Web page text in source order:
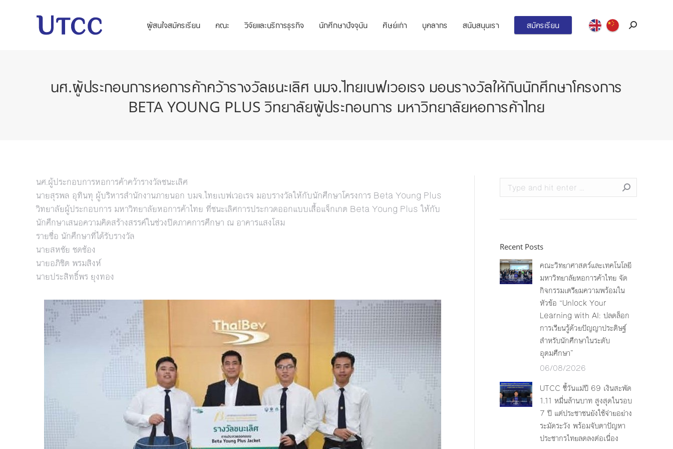
ผู้สนใจสมัครเรียน คณะ วิจัยและบริการธุรกิจ นักศึกษาปัจจุบัน ศิษย์เก่า บุคลากร สนับสนุนเรา สมัครเรียน Search:
นศ.ผู้ประกอบการหอการค้าคว้ารางวัลชนะเลิศ บมจ.ไทยเบฟเวอเรจ มอบรางวัลให้กับนักศึกษาโครงการ
BETA YOUNG PLUS วิทยาลัยผู้ประกอบการ มหาวิทยาลัยหอการค้าไทย
นศ.ผู้ประกอบการหอการค้าคว้ารางวัลชนะเลิศ
นายสุรพล อุทินทุ ผู้บริหารสำนักงานภายนอก บมจ.ไทยเบฟเวอเรจ มอบรางวัลให้กับนักศึกษาโครงการ Beta Young Plus
วิทยาลัยผู้ประกอบการ มหาวิทยาลัยหอการค้าไทย ที่ชนะเลิศการประกวดออกแบบเสื้อแจ็กเกต Beta Young Plus ให้กับ
นักศึกษาเสนอความคิดสร้างสรรค์ในช่วงปิดภาคการศึกษา ณ อาคารแสงโสม
รายชื่อ นักศึกษาที่ได้รับรางวัล
นายสหชัย ชดช้อง
นายอภิชิต พรมสิงห์
นายประสิทธิ์พร ยุงทอง
Search:
Recent Posts
คณะวิทยาศาสตร์และเทคโนโลยี
มหาวิทยาลัยหอการค้าไทย จัด
กิจกรรมเตรียมความพร้อมใน
หัวข้อ “Unlock Your
Learning with AI: ปลดล็อก
การเรียนรู้ด้วยปัญญาประดิษฐ์
สำหรับนักศึกษาในระดับ
อุดมศึกษา”
06/08/2026
UTCC ชี้วันแม่ปี 69 เงินสะพัด
1.11 หมื่นล้านบาท สูงสุดในรอบ
7 ปี แต่ประชาชนยังใช้จ่ายอย่าง
ระมัดระวัง พร้อมจับตาปัญหา
ประชากรไทยลดลงต่อเนื่อง